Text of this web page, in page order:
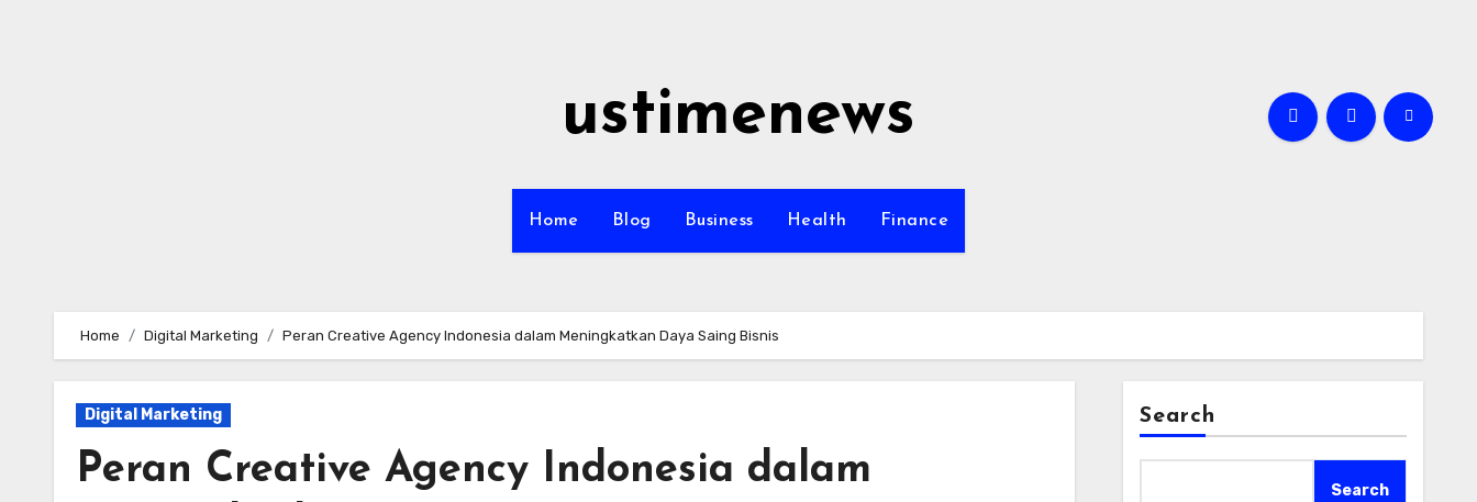
ustimenews
Home Blog Business Health Finance
Home Digital Marketing Peran Creative Agency Indonesia dalam Meningkatkan Daya Saing Bisnis
Digital Marketing
Peran Creative Agency Indonesia dalam
Search
Search